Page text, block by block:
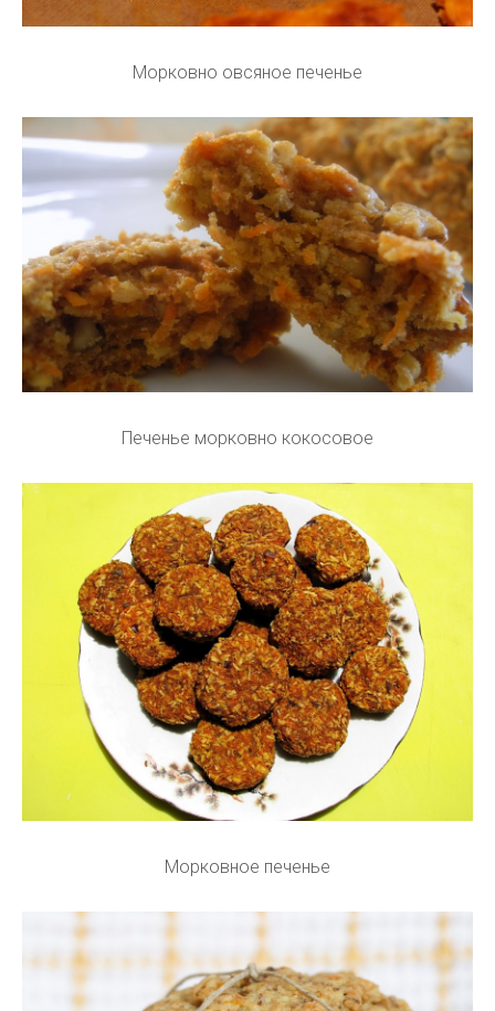
Морковно овсяное печенье
Печенье морковно кокосовое
Морковное печенье